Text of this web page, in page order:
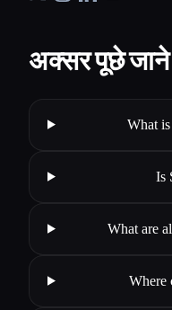
अक्सर पूछे जाने
What
Is
What are
Where